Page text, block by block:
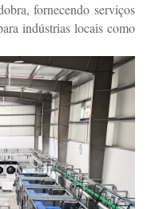
fornecendo serviços
indústrias locais como